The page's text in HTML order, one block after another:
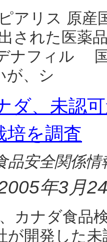
アリス 原産
された医薬
ナフィル
が、シ
ダ、未認
培を調査
品安全関係情
年3月
カナダ食品
が開発した